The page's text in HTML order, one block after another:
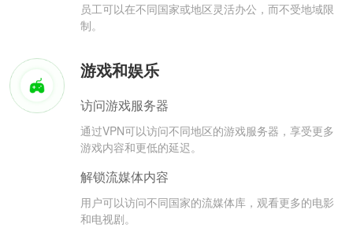
员工可以在不同国家或地区灵活办公，而不受地域限
制。
游戏和娱乐
访问游戏服务器
通过VPN可以访问不同地区的游戏服务器，享受更多
游戏内容和更低的延迟。
解锁流媒体内容
用户可以访问不同国家的流媒体库，观看更多的电影
和电视剧。